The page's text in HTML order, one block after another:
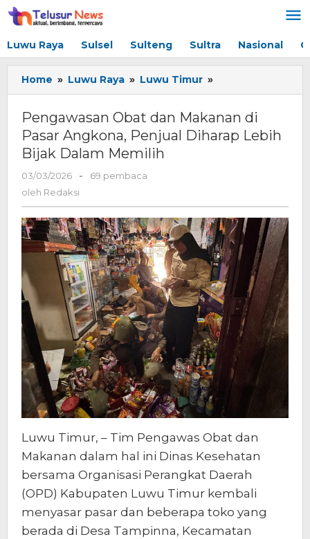
Lewati
ke
Luwu Raya Sulsel Sulteng Sultra Nasional
Home » Luwu Raya » Luwu Timur »
Obat
Makanan
di
Lebih
Bijak
Dalam
Memilih
Pengawasan Obat dan Makanan di
Pasar Angkona, Penjual Diharap Lebih
Bijak Dalam Memilih
03/03/2026
oleh
-
69 pembaca
oleh Redaksi
Luwu Timur, – Tim Pengawas Obat dan
Makanan dalam hal ini Dinas Kesehatan
bersama Organisasi Perangkat Daerah
(OPD) Kabupaten Luwu Timur kembali
menyasar pasar dan beberapa toko yang
berada di Desa Tampinna, Kecamatan